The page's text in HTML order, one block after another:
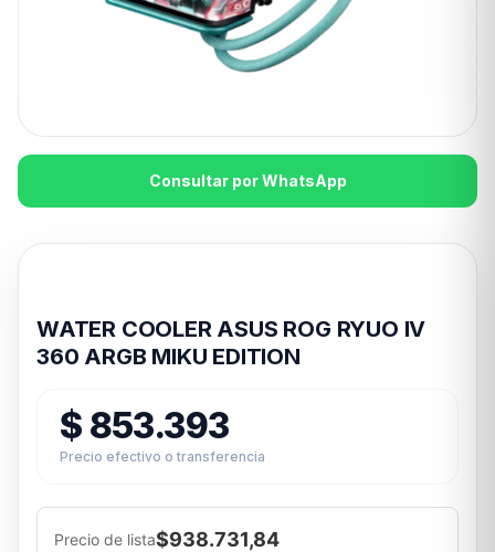
Consultar por WhatsApp
WATER COOLER ASUS ROG RYUO IV
360 ARGB MIKU EDITION
$ 853.393
Precio efectivo o transferencia
Precio de lista$938.731,84